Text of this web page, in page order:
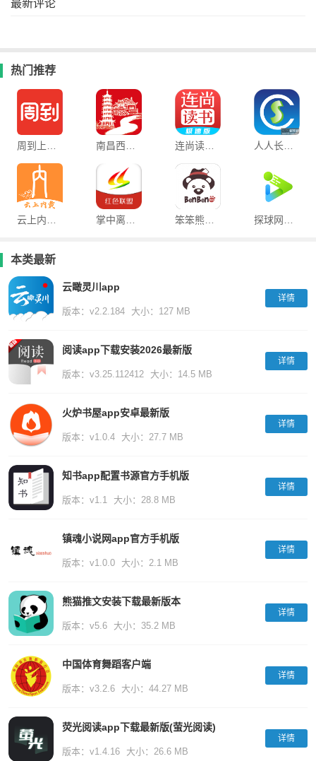
最新评论
热门推荐
连尚读书极速版app 人人长寿手机客户端
笨笨熊漫画
本类最新
云瞰灵川app
版本：v2.2.184 大小：127 MB
详情
阅读app下载安装2026最新版
版本：v3.25.112412 大小：14.5 MB
详情
火炉书屋app安卓最新版
版本：v1.0.4 大小：27.7 MB
详情
知书app配置书源官方手机版
版本：v1.1 大小：28.8 MB
详情
镇魂小说网app官方手机版
版本：v1.0.0 大小：2.1 MB
详情
熊猫推文安装下载最新版本
版本：v5.6 大小：35.2 MB
详情
中国体育舞蹈客户端
版本：v3.2.6 大小：44.27 MB
详情
荧光阅读app下载最新版(萤光阅读)
版本：v1.4.16 大小：26.6 MB
详情